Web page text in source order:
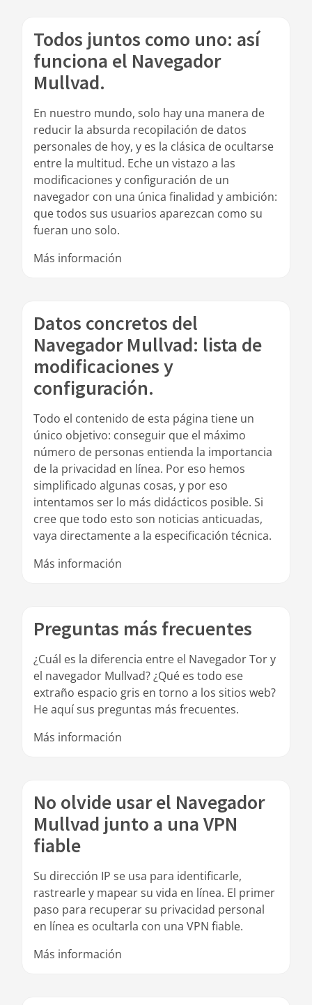
Todos juntos como uno: así
funciona el Navegador
Mullvad.
En nuestro mundo, solo hay una manera de
reducir la absurda recopilación de datos
personales de hoy, y es la clásica de ocultarse
entre la multitud. Eche un vistazo a las
modificaciones y configuración de un
navegador con una única finalidad y ambición:
que todos sus usuarios aparezcan como su
fueran uno solo.
Más información
Datos concretos del
Navegador Mullvad: lista de
modificaciones y
configuración.
Todo el contenido de esta página tiene un
único objetivo: conseguir que el máximo
número de personas entienda la importancia
de la privacidad en línea. Por eso hemos
simplificado algunas cosas, y por eso
intentamos ser lo más didácticos posible. Si
cree que todo esto son noticias anticuadas,
vaya directamente a la especificación técnica.
Más información
Preguntas más frecuentes
¿Cuál es la diferencia entre el Navegador Tor y
el navegador Mullvad? ¿Qué es todo ese
extraño espacio gris en torno a los sitios web?
He aquí sus preguntas más frecuentes.
Más información
No olvide usar el Navegador
Mullvad junto a una VPN
fiable
Su dirección IP se usa para identificarle,
rastrearle y mapear su vida en línea. El primer
paso para recuperar su privacidad personal
en línea es ocultarla con una VPN fiable.
Más información